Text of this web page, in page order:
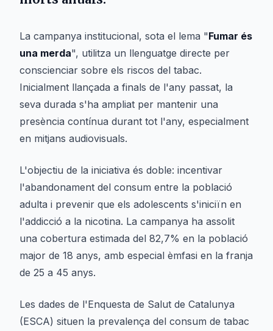
La campanya institucional, sota el lema "Fumar és
una merda", utilitza un llenguatge directe per
conscienciar sobre els riscos del tabac.
Inicialment llançada a finals de l'any passat, la
seva durada s'ha ampliat per mantenir una
presència contínua durant tot l'any, especialment
en mitjans audiovisuals.
L'objectiu de la iniciativa és doble: incentivar
l'abandonament del consum entre la població
adulta i prevenir que els adolescents s'iniciïn en
l'addicció a la nicotina. La campanya ha assolit
una cobertura estimada del 82,7% en la població
major de 18 anys, amb especial èmfasi en la franja
de 25 a 45 anys.
Les dades de l'Enquesta de Salut de Catalunya
(ESCA) situen la prevalença del consum de tabac